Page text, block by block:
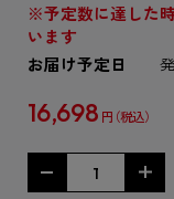
※予定数に達した
います
お届け予定日
16,698 円